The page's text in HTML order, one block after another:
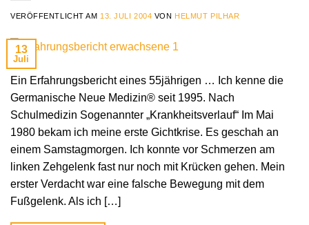
VERÖFFENTLICHT AM 13. JULI 2004 VON HELMUT PILHAR
13
Juli
Ein Erfahrungsbericht eines 55jährigen … Ich kenne die
Germanische Neue Medizin® seit 1995. Nach
Schulmedizin Sogenannter „Krankheitsverlauf“ Im Mai
1980 bekam ich meine erste Gichtkrise. Es geschah an
einem Samstagmorgen. Ich konnte vor Schmerzen am
linken Zehgelenk fast nur noch mit Krücken gehen. Mein
erster Verdacht war eine falsche Bewegung mit dem
Fußgelenk. Als ich […]